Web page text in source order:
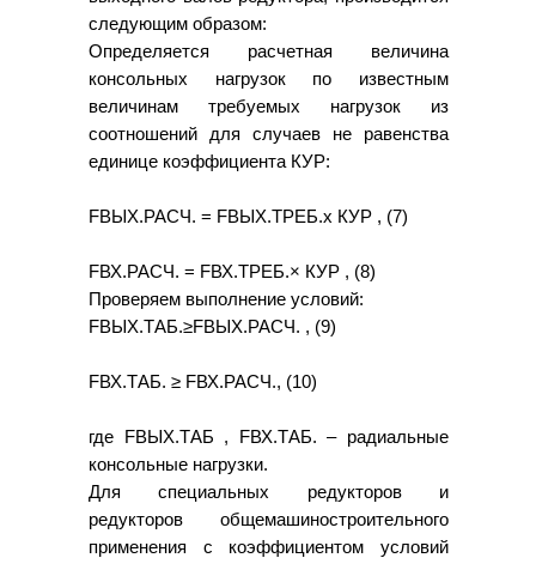
следующим образом:
Определяется расчетная величина
консольных нагрузок по известным
величинам требуемых нагрузок из
соотношений для случаев не равенства
единице коэффициента КУР:
FВЫХ.РАСЧ. = FВЫХ.ТРЕБ.х КУР , (7)
FВХ.РАСЧ. = FВХ.ТРЕБ.× КУР , (8)
Проверяем выполнение условий:
FВЫХ.ТАБ.≥FВЫХ.РАСЧ. , (9)
FВХ.ТАБ. ≥ FВХ.РАСЧ., (10)
где FВЫХ.ТАБ , FВХ.ТАБ. – радиальные
консольные нагрузки.
Для специальных редукторов и
редукторов общемашиностроительного
применения с коэффициентом условий